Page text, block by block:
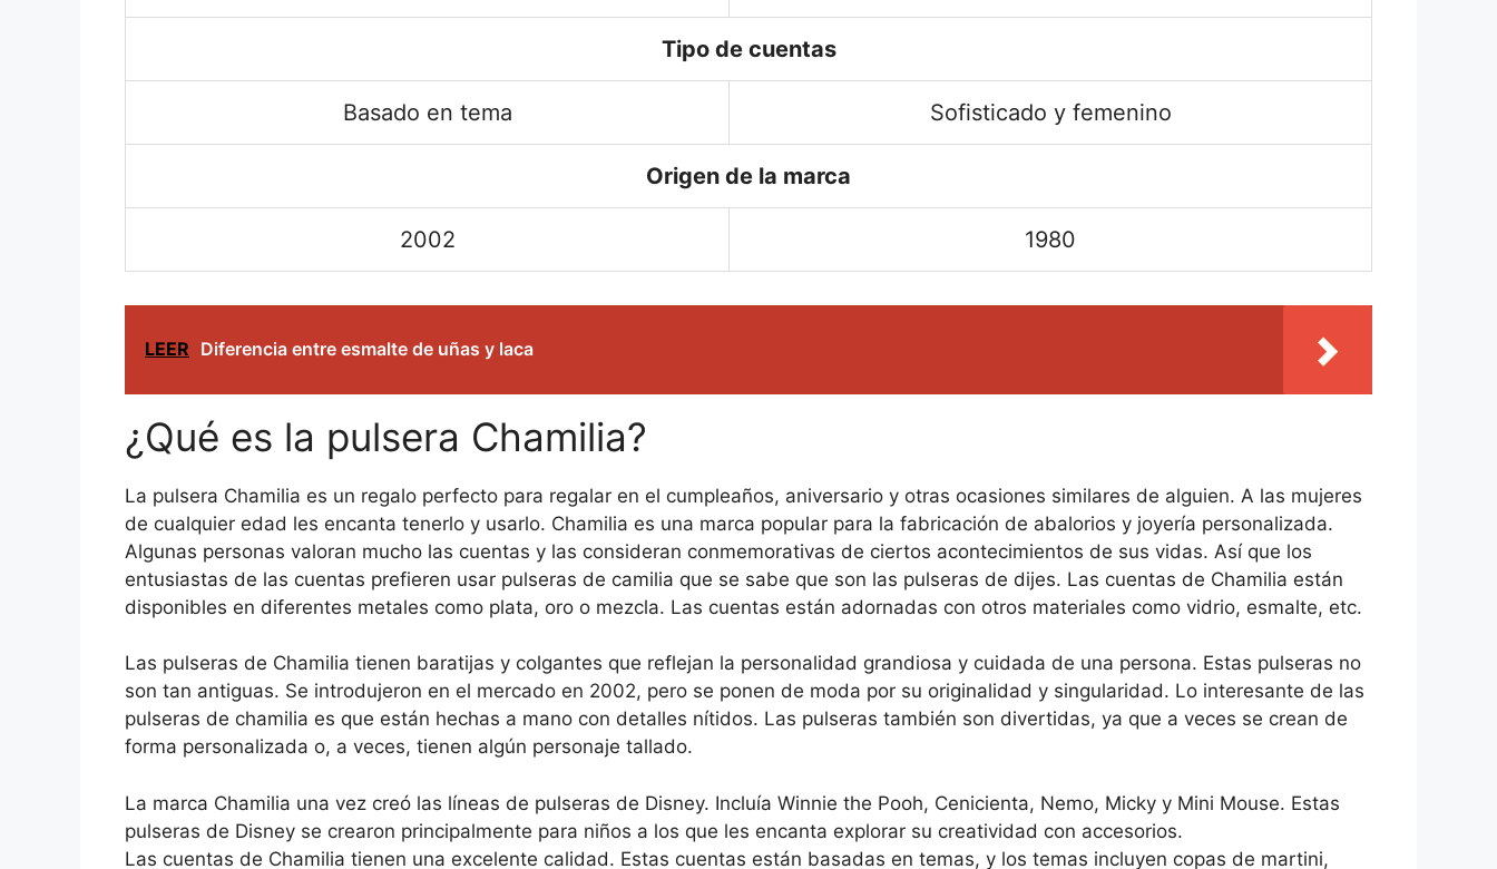
Tipo de cuentas
Basado en tema Sofisticado y femenino
Origen de la marca
2002 1980
LEER Diferencia entre esmalte de uñas y laca
¿Qué es la pulsera Chamilia?
La pulsera Chamilia es un regalo perfecto para regalar en el cumpleaños, aniversario y otras ocasiones similares de alguien. A las mujeres
de cualquier edad les encanta tenerlo y usarlo. Chamilia es una marca popular para la fabricación de abalorios y joyería personalizada.
Algunas personas valoran mucho las cuentas y las consideran conmemorativas de ciertos acontecimientos de sus vidas. Así que los
entusiastas de las cuentas prefieren usar pulseras de camilia que se sabe que son las pulseras de dijes. Las cuentas de Chamilia están
disponibles en diferentes metales como plata, oro o mezcla. Las cuentas están adornadas con otros materiales como vidrio, esmalte, etc.
Las pulseras de Chamilia tienen baratijas y colgantes que reflejan la personalidad grandiosa y cuidada de una persona. Estas pulseras no
son tan antiguas. Se introdujeron en el mercado en 2002, pero se ponen de moda por su originalidad y singularidad. Lo interesante de las
pulseras de chamilia es que están hechas a mano con detalles nítidos. Las pulseras también son divertidas, ya que a veces se crean de
forma personalizada o, a veces, tienen algún personaje tallado.
La marca Chamilia una vez creó las líneas de pulseras de Disney. Incluía Winnie the Pooh, Cenicienta, Nemo, Micky y Mini Mouse. Estas
pulseras de Disney se crearon principalmente para niños a los que les encanta explorar su creatividad con accesorios.
Las cuentas de Chamilia tienen una excelente calidad. Estas cuentas están basadas en temas, y los temas incluyen copas de martini,